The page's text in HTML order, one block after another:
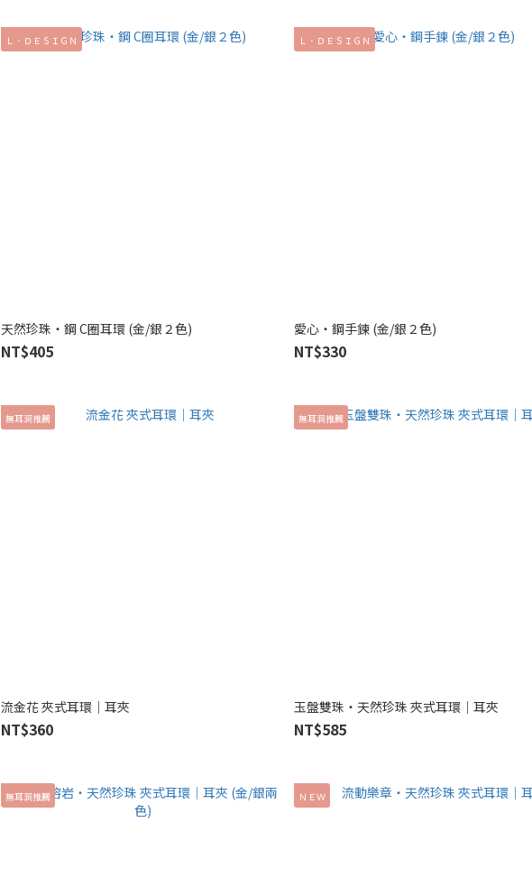
Ｌ．ＤＥＳＩＧＮ
天然珍珠‧鋼 C圈耳環 (金/銀２色)
NT$405
Ｌ．ＤＥＳＩＧＮ
愛心‧鋼手鍊 (金/銀２色)
NT$330
無耳洞推薦
流金花 夾式耳環｜耳夾
NT$360
無耳洞推薦
玉盤雙珠‧天然珍珠 夾式耳環｜耳夾
NT$585
無耳洞推薦 ＮＥＷ